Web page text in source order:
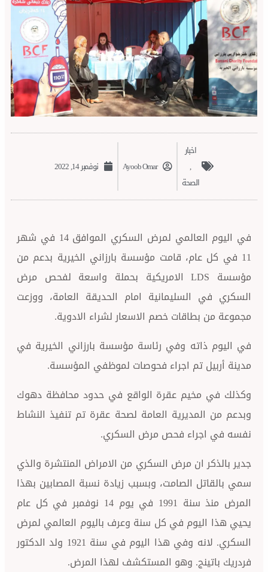
Ayoob Omar نوفمبر 14, 2022
في اليوم العالمي لمرض السكري الموافق 14 في شهر
عام، قامت مؤسسة بارزاني الخيرية بدعم من
مؤسسة LDS الامريكية بحملة واسعة لفحص مرض
السليمانية امام الحديقة العامة، ووزعت
بطاقات خصم الاسعار لشراء الادوية.
ذاته وفي رئاسة مؤسسة بارزاني الخيرية في
تم اجراء فحوصات لموظفي المؤسسة.
مخيم عقرة الواقع في حدود محافظة دهوك
المديرية العامة لصحة عقرة تم تنفيذ النشاط
فحص مرض السكري.
ان مرض السكري من الامراض المنتشرة والذي
الصامت، وبسبب زيادة نسبة المصابين بهذا
المرض منذ سنة 1991 في يوم 14 نوفمبر في كل عام
اليوم في كل سنة وعرف باليوم العالمي لمرض
السكري. لانه وفي هذا اليوم في سنة 1921 ولد الدكتور
وهو المستكشف لهذا المرض.